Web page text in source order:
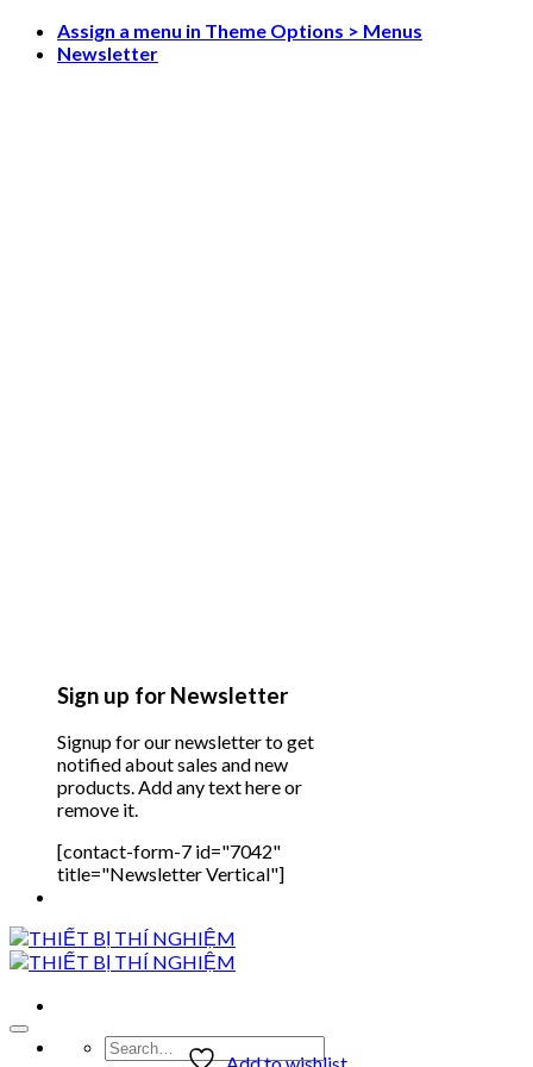
Skip
Assign a menu in Theme Options > Menus
Newsletter
Sign up for Newsletter
Signup for our newsletter to get
notified about sales and new
products. Add any text here or
remove it.
[contact-form-7 id="7042"
title="Newsletter Vertical"]
Search